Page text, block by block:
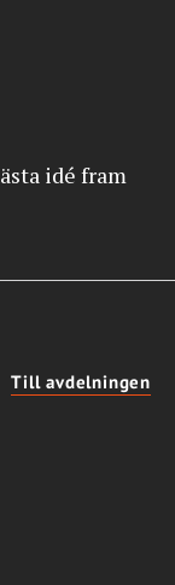
idé fram
Till avdelningen